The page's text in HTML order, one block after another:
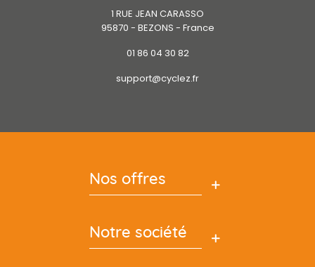
Nos offres
Notre société
1 RUE JEAN CARASSO
95870 - BEZONS - France
01 86 04 30 82
support@cyclez.fr